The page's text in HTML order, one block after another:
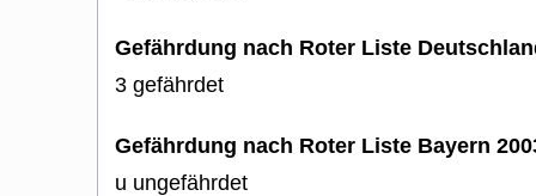
Gefährdung nach Roter Liste
3 gefährdet
Gefährdung nach Roter Liste Bayern
u ungefährdet